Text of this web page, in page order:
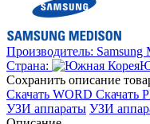
Производитель: Samsung
Страна:
Cохранить описание
Скачать WORD Скачать
УЗИ аппараты УЗИ